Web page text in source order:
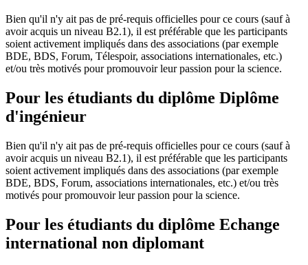
Bien qu'il n'y ait pas de pré-requis officielles pour ce cours (sauf à
avoir acquis un niveau B2.1), il est préférable que les participants
soient activement impliqués dans des associations (par exemple
BDE, BDS, Forum, Télespoir, associations internationales, etc.)
et/ou très motivés pour promouvoir leur passion pour la science.
Pour les étudiants du diplôme Diplôme
d'ingénieur
Bien qu'il n'y ait pas de pré-requis officielles pour ce cours (sauf à
avoir acquis un niveau B2.1), il est préférable que les participants
soient activement impliqués dans des associations (par exemple
BDE, BDS, Forum, associations internationales, etc.) et/ou très
motivés pour promouvoir leur passion pour la science.
Pour les étudiants du diplôme Echange
international non diplomant